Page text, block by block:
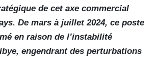
de cet axe commercial
De mars à juillet 2024, ce poste
en raison de l’instabilité
engendrant des perturbations